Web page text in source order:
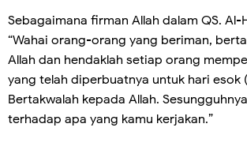
Sebagaimana firman Allah dalam QS. Al-
“Wahai orang-orang yang beriman,
Allah dan hendaklah setiap orang
yang telah diperbuatnya untuk hari esok
Bertakwalah kepada Allah.
terhadap apa yang kamu kerjakan.”